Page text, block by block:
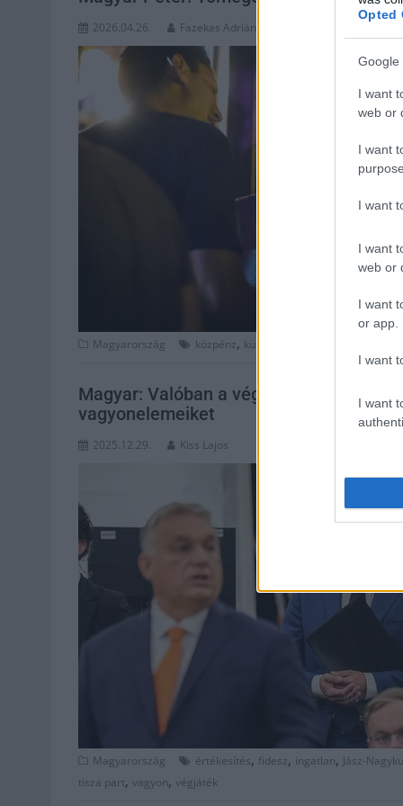
Opted
Google
I want
web or
I want
I want
I want
web or
I want
or app.
I want
I want
2026.04.26. Fazekas Adrián
Magyarország közpénz, külföld
Magyar: Valóban a végjáték zajlik,
vagyonelemeiket
2025.12.29. Kiss Lajos
Magyarország értékesítés, fidesz, ingatlan, Jász-
tisza part, vagyon, végjáték